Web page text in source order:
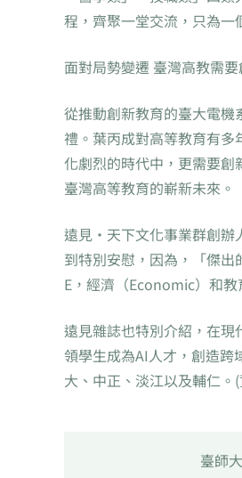
程，齊聚一堂交流，只為一
面對局勢變遷 臺灣高教需
從推動創新教育的臺大電
禮。葉丙成對高等教育有
化劇烈的時代中，更需要
臺灣高等教育的嶄新未來。
遠見‧天下文化事業群創辦
到特別安慰，因為，「傑
E，經濟（Economic）和
遠見雜誌也特別介紹，在
領學生成為AI人才，創造跨
大、中正、淡江以及輔仁
臺師